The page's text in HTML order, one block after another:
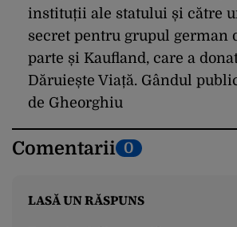
instituții ale statului și către
secret pentru grupul german
parte și Kaufland, care a
Dăruiește Viață. Gândul
de Gheorghiu
Comentarii 0
LASĂ UN RĂSPUNS